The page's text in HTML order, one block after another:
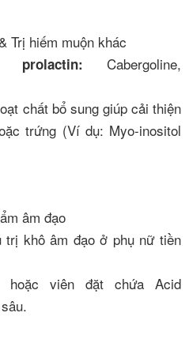
Trị hiếm muộn khác
Cabergoline,
chất bổ sung giúp cải thiện
trứng (Ví dụ: Myo-inositol
âm đạo
khô âm đạo ở phụ nữ tiền
hoặc viên đặt chứa Acid